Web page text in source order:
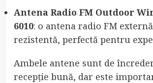
Antena Radio FM Outdoor
6010: o antena radio FM
rezistentă, perfectă pentru
Ambele antene sunt de
recepție bună, dar este